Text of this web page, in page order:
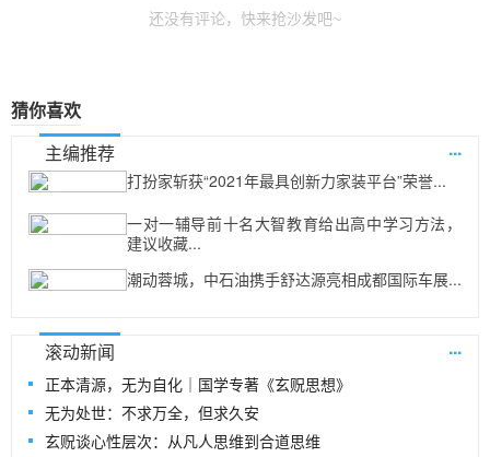
还没有评论，快来抢沙发吧~
猜你喜欢
主编推荐
...
打扮家斩获“2021年最具创新力家装平台”荣誉...
一对一辅导前十名大智教育给出高中学习方法，
建议收藏...
潮动蓉城，中石油携手舒达源亮相成都国际车展...
滚动新闻 ...
正本清源，无为自化｜国学专著《玄贶思想》
无为处世：不求万全，但求久安
玄贶谈心性层次：从凡人思维到合道思维